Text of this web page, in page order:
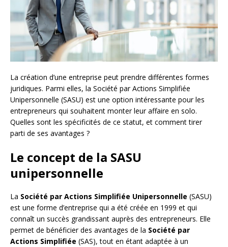
La création d’une entreprise peut prendre différentes formes
juridiques. Parmi elles, la Société par Actions Simplifiée
Unipersonnelle (SASU) est une option intéressante pour les
entrepreneurs qui souhaitent monter leur affaire en solo.
Quelles sont les spécificités de ce statut, et comment tirer
parti de ses avantages ?
Le concept de la SASU
unipersonnelle
La Société par Actions Simplifiée Unipersonnelle (SASU)
est une forme d’entreprise qui a été créée en 1999 et qui
connaît un succès grandissant auprès des entrepreneurs. Elle
permet de bénéficier des avantages de la Société par
Actions Simplifiée (SAS), tout en étant adaptée à un